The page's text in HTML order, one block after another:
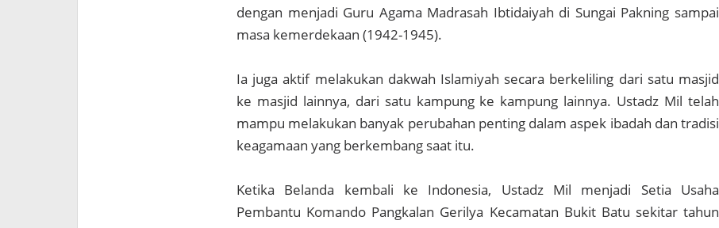
dengan menjadi Guru Agama Madrasah Ibtidaiyah di Sungai Pakning sampai
masa kemerdekaan (1942-1945).
Ia juga aktif melakukan dakwah Islamiyah secara berkeliling dari satu masjid
ke masjid lainnya, dari satu kampung ke kampung lainnya. Ustadz Mil telah
mampu melakukan banyak perubahan penting dalam aspek ibadah dan tradisi
keagamaan yang berkembang saat itu.
Ketika Belanda kembali ke Indonesia, Ustadz Mil menjadi Setia Usaha
Pembantu Komando Pangkalan Gerilya Kecamatan Bukit Batu sekitar tahun